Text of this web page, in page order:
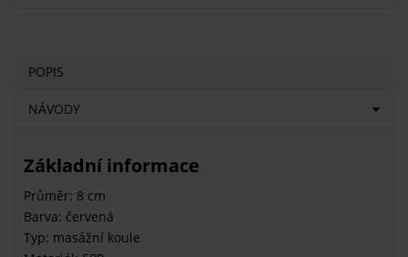
POPIS
NÁVODY
Základní informace
Průměr: 8 cm
Barva: červená
Typ: masážní koule